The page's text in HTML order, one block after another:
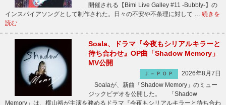
開催される【Bimi Live Galley #11 -Bubbly-】の
インスパイアソングとして制作された。日々の不安や不条理に対して … 続きを
読む
Soala、ドラマ『今夜もシリアルキラーと
待ち合わせ』OP曲「Shadow Memory」
MV公開
Ｊ－ＰＯＰ
2026年8月7日
Soalaが、新曲「Shadow Memory」のミュー
ジックビデオを公開した。 「Shadow
Memory」は、横山裕が主演を務めるドラマ『今夜もシリアルキラーと待ち合わ